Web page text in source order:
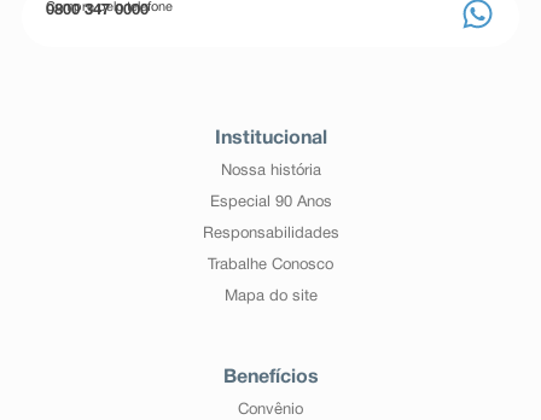
Compre pelo telefone
0800 347 0000
Institucional
Nossa história
Especial 90 Anos
Responsabilidades
Trabalhe Conosco
Mapa do site
Benefícios
Convênio